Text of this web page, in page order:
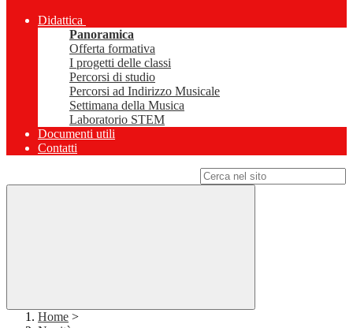
Didattica
Panoramica
Offerta formativa
I progetti delle classi
Percorsi di studio
Percorsi ad Indirizzo Musicale
Settimana della Musica
Laboratorio STEM
Documenti utili
Contatti
Home >